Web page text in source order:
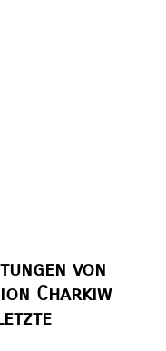
von
Charkiw